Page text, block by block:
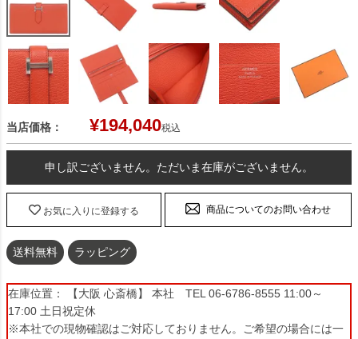
当店価格： ¥194,040税込
申し訳ございません。ただいま在庫がございません。
お気に入りに登録する 商品についてのお問い合わせ
送料無料 ラッピング
在庫位置： 【大阪 心斎橋】 本社 TEL 06-6786-8555 11:00～
17:00 土日祝定休
※本社での現物確認はご対応しておりません。ご希望の場合には一